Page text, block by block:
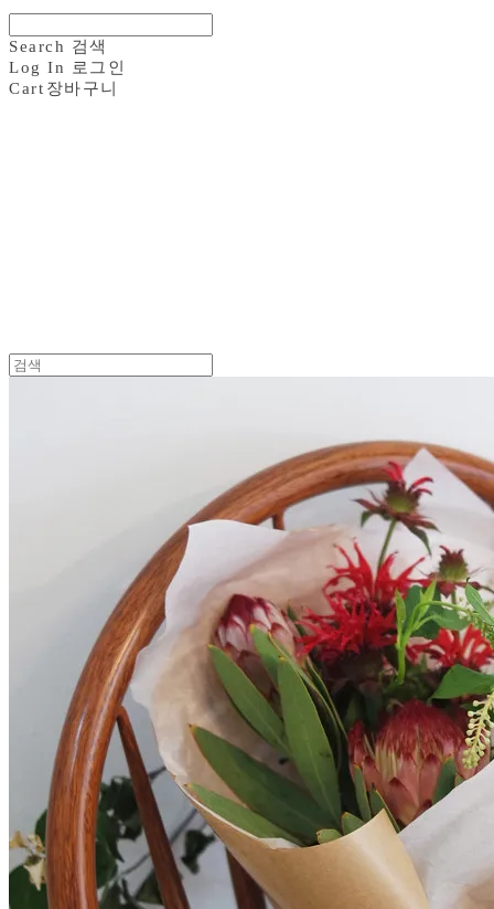
Search 검색
Log In
로그인
Cart 장바구니